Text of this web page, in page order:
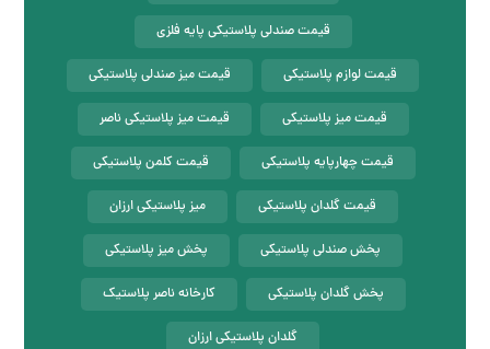
قیمت صندلی پلاستیکی پایه فلزی
قیمت لوازم پلاستیکی قیمت میز صندلی پلاستیکی
قیمت میز پلاستیکی قیمت میز پلاستیکی ناصر
قیمت چهارپایه پلاستیکی قیمت کلمن پلاستیکی
قیمت گلدان پلاستیکی میز پلاستیکی ارزان
پخش صندلی پلاستیکی پخش میز پلاستیکی
پخش گلدان پلاستیکی کارخانه ناصر پلاستیک
گلدان پلاستیکی ارزان